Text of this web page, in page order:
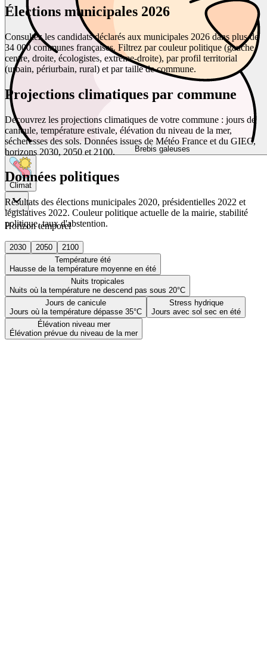
Brebis galeuses
Climat
Horizon temporel
2030 2050
2100
Température été
Hausse de la température moyenne en été
Nuits tropicales
Nuits où la température ne descend pas sous 20°C
Jours de canicule
Jours où la température dépasse 35°C
Stress hydrique
Jours avec sol sec en été
Élévation niveau mer
Élévation prévue du niveau de la mer
Élections municipales 2026
Consultez les candidats déclarés aux municipales 2026 dans plus de
34 000 communes françaises. Filtrez par couleur politique (gauche,
centre, droite, écologistes, extrême-droite), par profil territorial
(urbain, périurbain, rural) et par taille de commune.
Projections climatiques par commune
Découvrez les projections climatiques de votre commune : jours de
canicule, température estivale, élévation du niveau de la mer,
sécheresses des sols. Données issues de Météo France et du GIEC,
horizons 2030, 2050 et 2100.
Données politiques
Résultats des élections municipales 2020, présidentielles 2022 et
législatives 2022. Couleur politique actuelle de la mairie, stabilité
politique, taux d'abstention.